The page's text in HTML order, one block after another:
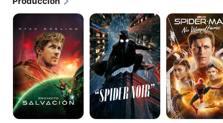
Proyecto
Spider-
Noir
Spider-
Man:
No
Way
Home